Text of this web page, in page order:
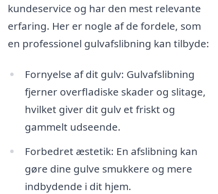
kundeservice og har den mest relevante
erfaring. Her er nogle af de fordele, som
en professionel gulvafslibning kan tilbyde:
Fornyelse af dit gulv: Gulvafslibning
fjerner overfladiske skader og slitage,
hvilket giver dit gulv et friskt og
gammelt udseende.
Forbedret æstetik: En afslibning kan
gøre dine gulve smukkere og mere
indbydende i dit hjem.